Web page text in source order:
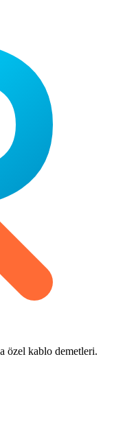
özel kablo demetleri.